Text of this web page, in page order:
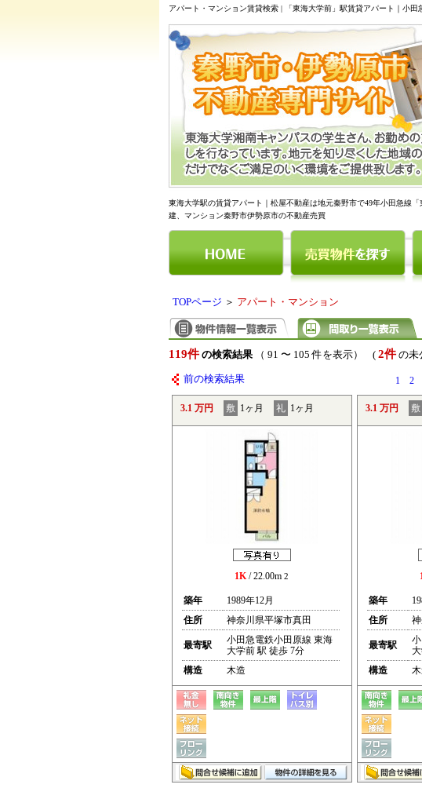
アパート・マンション賃貸検索 | 「東海大学前」駅賃貸アパート｜小
東海大学駅の賃貸アパート｜松屋不動産は地元秦野市で49年小田急線
建、マンション秦野市伊勢原市の不動産売買
TOPページ ＞ アパート・マンション
119件 の検索結果（ 91 〜 105 件を表示） ( 2件の未
前の検索結果 1 2
3.1 万円 敷 1ヶ月 礼 1ヶ月
1K/ 22.00m 2
築年
1989年12月
住所
神奈川県平塚市真田
最寄駅
小田急電鉄小田原線 東海
大学前 駅 徒歩 7分
構造
木造
3.1 万円 敷
築年
住所
最寄駅
構造